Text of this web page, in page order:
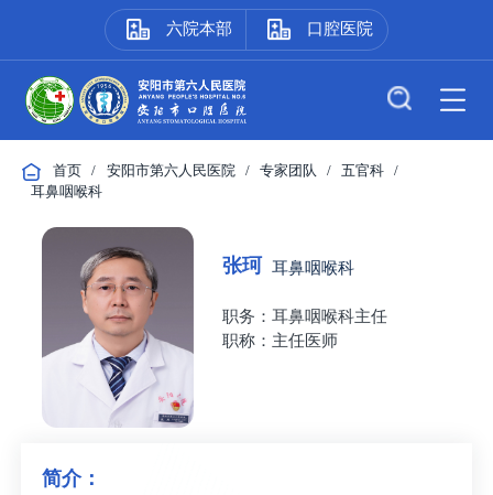
六院本部 口腔医院
首页 / 安阳市第六人民医院 / 专家团队 / 五官科
/
耳鼻咽喉科
张珂 耳鼻咽喉科
职务：耳鼻咽喉科主任
职称：主任医师
简介：